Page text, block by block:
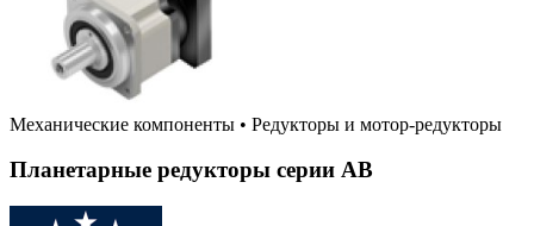
Механические компоненты • Редукторы и мотор-редукторы
Планетарные редукторы серии AB